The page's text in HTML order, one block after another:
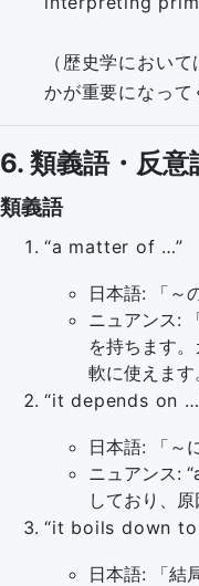
（歴史学におい
かが重要になって
6. 類義語・反意
類義語
“a matter of …”
日本語: 「～
ニュアンス:
を持ちます
軟に使えます
“it depends on
日本語: 「～
ニュアンス:
しており、
“it boils down
日本語: 「結